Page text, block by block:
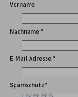
Vorname
Nachname *
E-Mail Adresse *
Spamschutz*